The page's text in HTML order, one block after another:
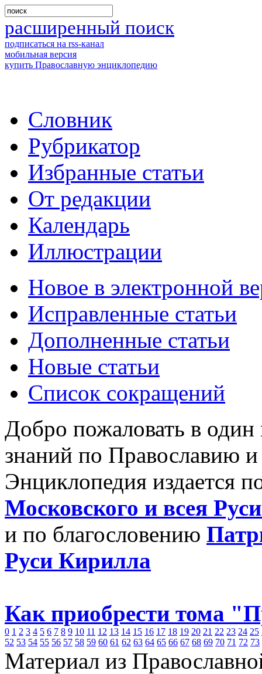
расширенный поиск
подписаться на rss-канал
мобильная версия
купить Православную энциклопедию
Словник
Рубрикатор
Избранные статьи
От редакции
Календарь
Иллюстрации
Новое в электронной
Исправленные статьи
Дополненные статьи
Новые статьи
Список сокращений
Добро пожаловать в
знаний по Православию
Энциклопедия издается
Московского и всея
и по благословению
Руси Кирилла
Как приобрести тома
0 1 2 3 4 5 6 7 8 9 10 11 12 13 14 15 16 17 18 19 20 21 22 23 24 25
52 53 54 55 56 57 58 59 60 61 62 63 64 65 66 67 68 69 70 71 72 73
Материал из